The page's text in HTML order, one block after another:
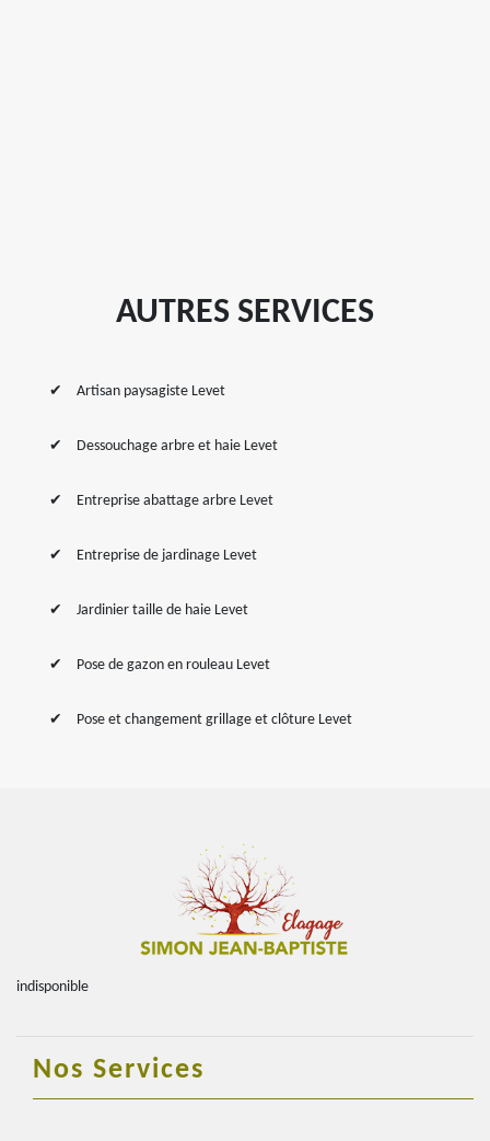
AUTRES SERVICES
Artisan paysagiste Levet
Dessouchage arbre et haie Levet
Entreprise abattage arbre Levet
Entreprise de jardinage Levet
Jardinier taille de haie Levet
Pose de gazon en rouleau Levet
Pose et changement grillage et clôture Levet
indisponible
Nos Services